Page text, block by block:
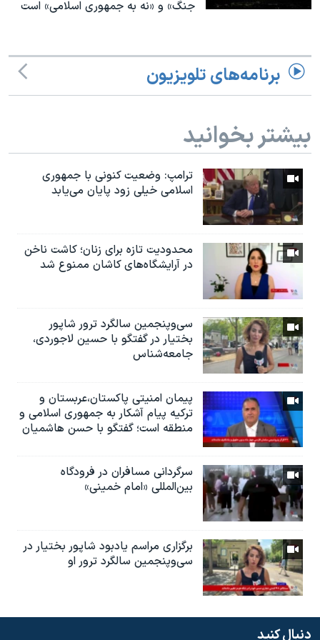
همایش محافظه‌کاران آمریکا «سی‌پک»
صفحه‌های ویژه
جنگ» و «نه به جمهوری اسلامی» است
برنامه‌های تلویزیون
بیشتر بخوانید
ترامپ: وضعیت کنونی با جمهوری
اسلامی خیلی زود پایان می‌یابد
محدودیت تازه برای زنان؛ کاشت ناخن
در آرایشگاه‌های کاشان ممنوع شد
سی‌وپنجمین سالگرد ترور شاپور
بختیار در گفتگو با حسین لاجوردی،
جامعه‌شناس
پیمان امنیتی پاکستان،عربستان و
ترکیه پیام آشکار به جمهوری اسلامی و
منطقه است؛ گفتگو با حسن هاشمیان
سرگردانی مسافران در فرودگاه
بین‌المللی «امام خمینی»
برگزاری مراسم یادبود شاپور بختیار در
سی‌وپنجمین سالگرد ترور او
دنبال کنید